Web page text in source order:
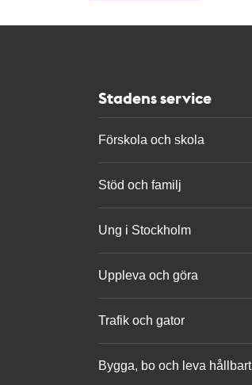
Stadens service
Förskola och skola
Stöd och familj
Ung i Stockholm
Uppleva och göra
Trafik och gator
Bygga, bo och leva hållbart